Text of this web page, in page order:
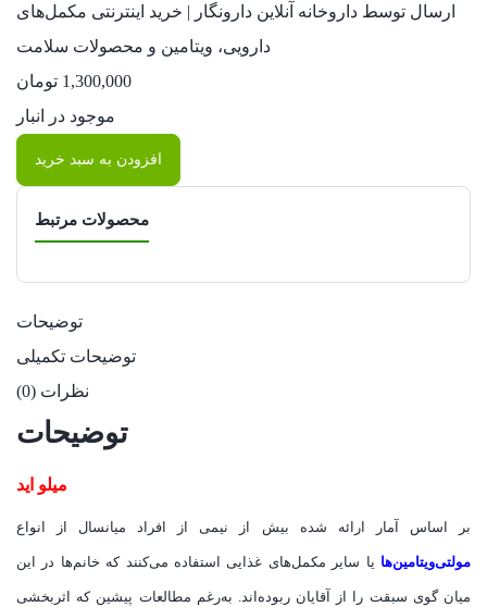
ارسال توسط داروخانه آنلاین دارونگار | خرید اینترنتی مکمل‌های
دارویی، ویتامین و محصولات سلامت
1,300,000 تومان
موجود در انبار
افزودن به سبد خرید
محصولات مرتبط
توضیحات
توضیحات تکمیلی
نظرات (0)
توضیحات
بر اساس آمار ارائه شده بیش از نیمی از افراد میانسال از انواع
مولتی‌ویتامین‌ها یا سایر مکمل‌های غذایی استفاده می‌کنند که خانم‌ها در این
میان گوی سبقت را از آقایان ربوده‌اند. به‌رغم مطالعات پیشین که اثربخشی